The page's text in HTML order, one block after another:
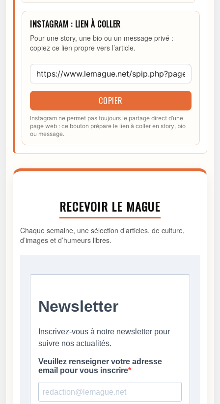
INSTAGRAM : LIEN À COLLER
Pour une story, une bio ou un message privé :
copiez ce lien propre vers l’article.
COPIER
Instagram ne permet pas toujours le partage direct d’une
page web : ce bouton prépare le lien à coller en story, bio
ou message.
RECEVOIR LE MAGUE
Chaque semaine, une sélection d’articles, de culture,
d’images et d’humeurs libres.